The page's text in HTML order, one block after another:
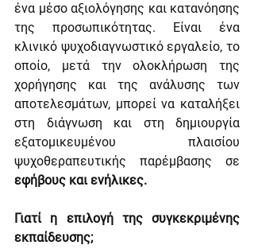
ένα μέσο αξιολόγησης και κατανόησης
της προσωπικότητας. Είναι ένα
κλινικό ψυχοδιαγνωστικό εργαλείο, το
οποίο, μετά την ολοκλήρωση της
χορήγησης και της ανάλυσης των
αποτελεσμάτων, μπορεί να καταλήξει
στη διάγνωση και στη δημιουργία
εξατομικευμένου πλαισίου
εφήβους και ενήλικες.
Γιατί η επιλογή της συγκεκριμένης
εκπαίδευσης;